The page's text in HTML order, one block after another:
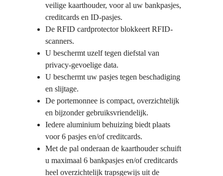
veilige kaarthouder, voor al uw bankpasjes,
creditcards en ID-pasjes.
De RFID cardprotector blokkeert RFID-
scanners.
U beschermt uzelf tegen diefstal van
privacy-gevoelige data.
U beschermt uw pasjes tegen beschadiging
en slijtage.
De portemonnee is compact, overzichtelijk
en bijzonder gebruiksvriendelijk.
Iedere aluminium behuizing biedt plaats
voor 6 pasjes en/of creditcards.
Met de pal onderaan de kaarthouder schuift
u maximaal 6 bankpasjes en/of creditcards
heel overzichtelijk trapsgewijs uit de